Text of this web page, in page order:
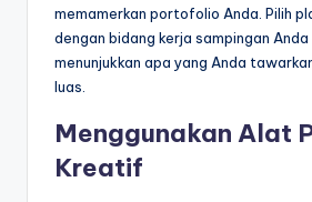
memamerkan portofolio Anda. Pilih
dengan bidang kerja sampingan Anda
menunjukkan apa yang Anda
luas.
Menggunakan Alat
Kreatif